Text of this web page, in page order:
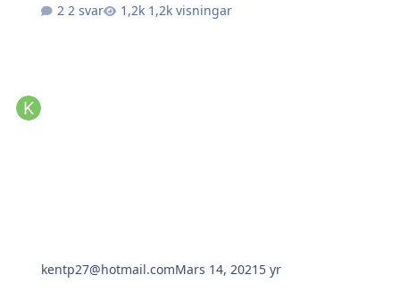
2 svar
1,2k visningar
kentp27@hotmail.comMars 14, 2021 5 yr